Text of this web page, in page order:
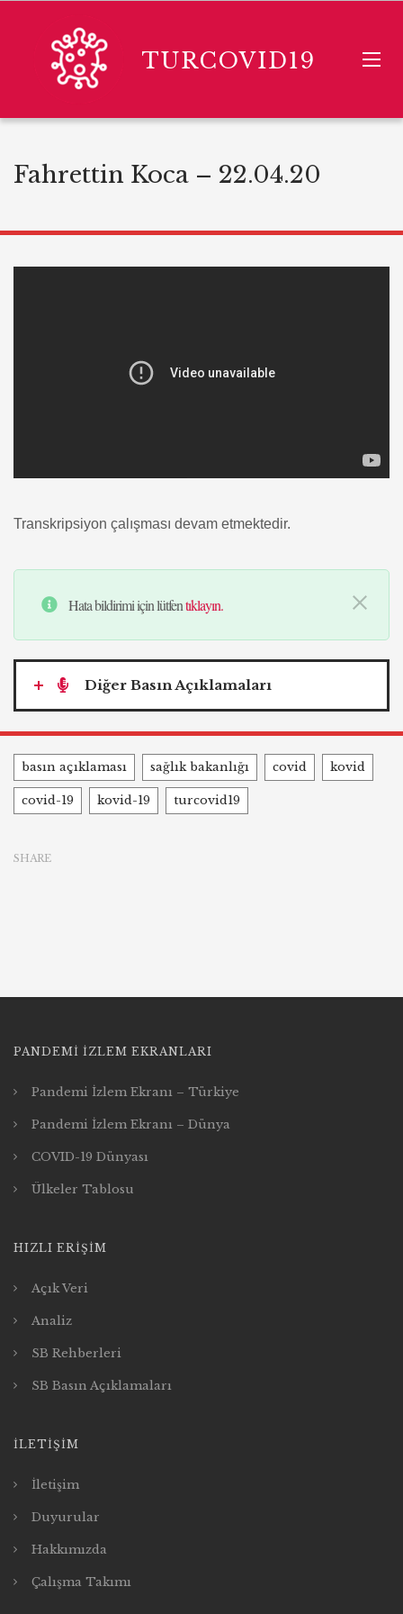
TURCOVID19
Fahrettin Koca – 22.04.20
Transkripsiyon çalışması devam etmektedir.
Hata bildirimi için lütfentıklayın.
Diğer Basın Açıklamaları
Tags
basın açıklaması sağlık bakanlığı covid kovid
covid-19 kovid-19 turcovid19
SHARE
PANDEMI İZLEM EKRANLARI
Pandemi İzlem Ekranı – Türkiye
Pandemi İzlem Ekranı – Dünya
COVID-19 Dünyası
Ülkeler Tablosu
HIZLI ERIŞIM
Açık Veri
Analiz
SB Rehberleri
SB Basın Açıklamaları
İLETIŞIM
İletişim
Duyurular
Hakkımızda
Çalışma Takımı